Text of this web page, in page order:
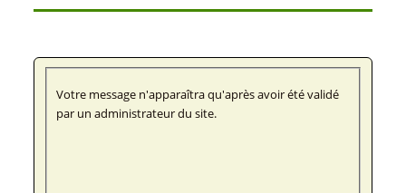
Votre message n'apparaîtra qu'après avoir été validé
par un administrateur du site.